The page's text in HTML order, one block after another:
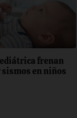
frenan
en niños